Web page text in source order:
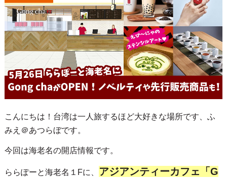
こんにちは！台湾は一人旅するほど大好きな場所です、ふ
みえ＠あつらぼです。
今回は海老名の開店情報です。
ららぽーと海老名１Fに、
アジアンティーカフェ「G